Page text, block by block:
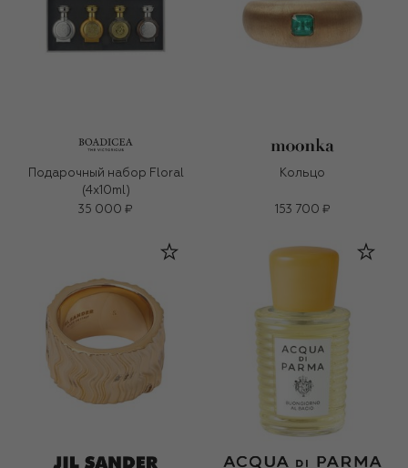
Подарочный набор Floral
(4x10ml)
35 000 ₽
Кольцо
153 700 ₽